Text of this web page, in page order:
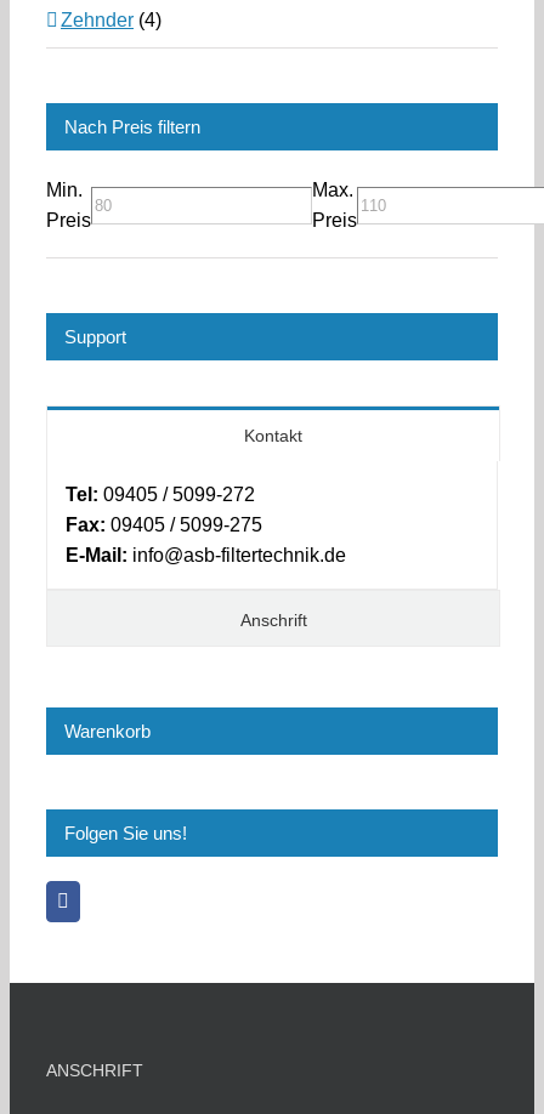
Zehnder (4)
Nach Preis filtern
Min.
Preis
Max.
Preis
Support
Kontakt
Tel: 09405 / 5099-272
Fax: 09405 / 5099-275
E-Mail: info@asb-filtertechnik.de
Anschrift
Warenkorb
Folgen Sie uns!
ANSCHRIFT